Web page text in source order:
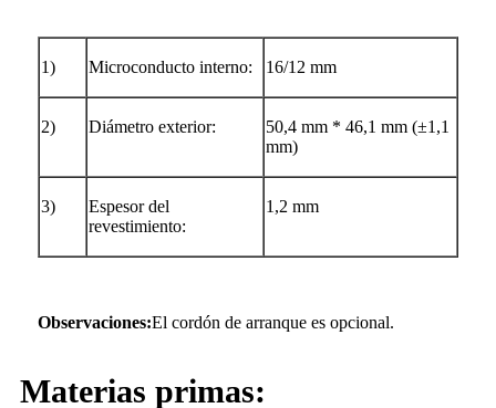
1) Microconducto interno: 16/12 mm
2) Diámetro exterior:
50,4 mm * 46,1 mm (±1,1
mm)
3)
Espesor del
revestimiento:
1,2 mm
Observaciones:El cordón de arranque es opcional.
Materias primas: